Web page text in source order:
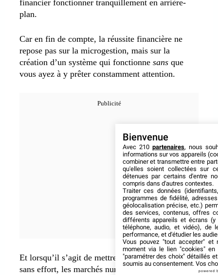
financier fonctionner tranquillement en arrière-
plan.
Car en fin de compte, la réussite financière ne
repose pas sur la microgestion, mais sur la
création d’un système qui fonctionne sans que
vous ayez à y prêter constamment attention.
Et lorsqu’il s’agit de mettre en place ces systèmes
sans effort, les marchés numériques comme Eneba
Bienvenue
Avec 210 partenaires, nous
informations sur vos appareils
combiner et transmettre entre
qu'elles soient collectées sur
détenues par certains d'entre
compris dans d'autres contextes.
Traiter ces données
programmes de fidélité,
géolocalisation précise, etc.)
des services, contenus, offres
différents appareils et écrans (y
téléphone, audio, et vidéo), de
performance, et d'étudier les
Vous pouvez "tout accepter" et
moment via le lien "cookies" en
"paramétrer des choix" détaillés
soumis au consentement. Vos
powered